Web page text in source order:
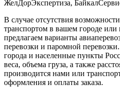
ЖелДорЭкспертиза,
В случае отсутствия
транспортом в вашем городе
предлагаем варианты
перевозки и паромной
города и населенные пункты
веса, объема груза, а также
производится нами или
оформления и оплаты заказа.